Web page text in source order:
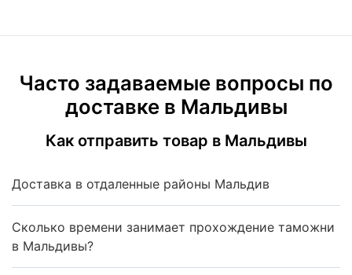
Часто задаваемые вопросы по
доставке в Мальдивы
Как отправить товар в Мальдивы
Доставка в отдаленные районы Мальдив
Сколько времени занимает прохождение таможни
в Мальдивы?